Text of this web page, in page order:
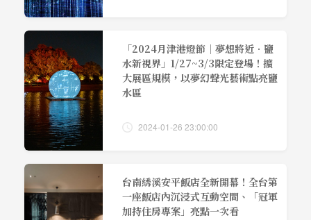
「2024月津港燈節｜夢想將近．鹽
水新視界」1/27~3/3限定登場！擴
大展區規模，以夢幻聲光藝術點亮鹽
水區
2024-01-26 23:00:00
台南綉溪安平飯店全新開幕！全台第
一座飯店內沉浸式互動空間、「冠軍
加持住房專案」亮點一次看